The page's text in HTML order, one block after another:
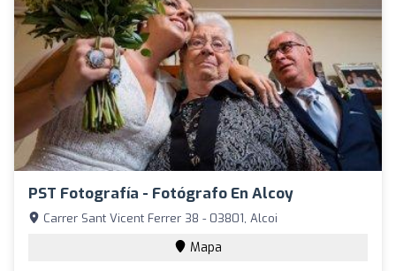
PST Fotografía - Fotógrafo En Alcoy
Carrer Sant Vicent Ferrer 38 - 03801, Alcoi
Mapa